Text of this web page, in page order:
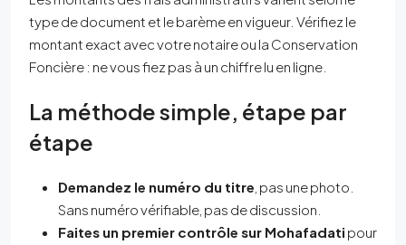
type de document et le barème en vigueur. Vérifiez le
montant exact avec votre notaire ou la Conservation
Foncière : ne vous fiez pas à un chiffre lu en ligne.
La méthode simple, étape par
étape
Demandez le numéro du titre , pas une photo.
Sans numéro vérifiable, pas de discussion.
Faites un premier contrôle sur Mohafadati pour